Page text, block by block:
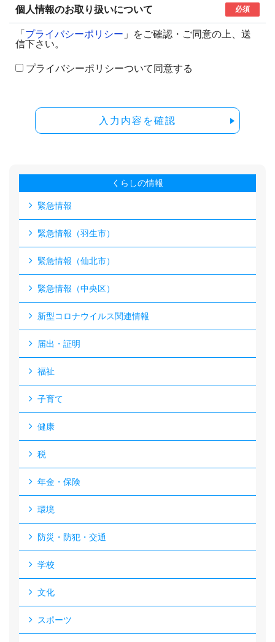
個人情報のお取り扱いについて 必須
「 プライバシーポリシー 」をご確認・ご同意の上、送
信下さい。
プライバシーポリシーついて同意する
入力内容を確認
くらしの情報
緊急情報
緊急情報（羽生市）
緊急情報（仙北市）
緊急情報（中央区）
新型コロナウイルス関連情報
届出・証明
福祉
子育て
健康
税
年金・保険
環境
防災・防犯・交通
学校
文化
スポーツ